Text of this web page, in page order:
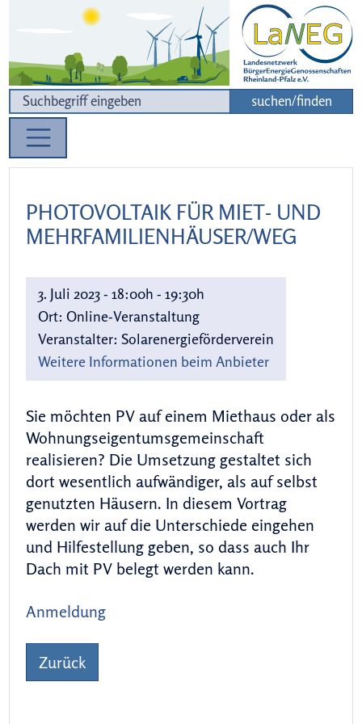
Zur Navigation
Zum Inhalt
suchen/finden
PHOTOVOLTAIK FÜR MIET- UND
MEHRFAMILIENHÄUSER/WEG
3. Juli 2023 - 18:00h - 19:30h
Ort: Online-Veranstaltung
Veranstalter: Solarenergieförderverein
Weitere Informationen beim Anbieter
Sie möchten PV auf einem Miethaus oder als
Wohnungseigentumsgemeinschaft
realisieren? Die Umsetzung gestaltet sich
dort wesentlich aufwändiger, als auf selbst
genutzten Häusern. In diesem Vortrag
werden wir auf die Unterschiede eingehen
und Hilfestellung geben, so dass auch Ihr
Dach mit PV belegt werden kann.
Anmeldung
Zurück